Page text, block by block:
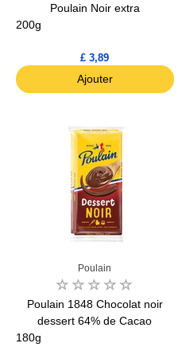
Poulain Noir extra
200g
£ 3,89
Ajouter
Poulain
Poulain 1848 Chocolat noir
dessert 64% de Cacao
180g